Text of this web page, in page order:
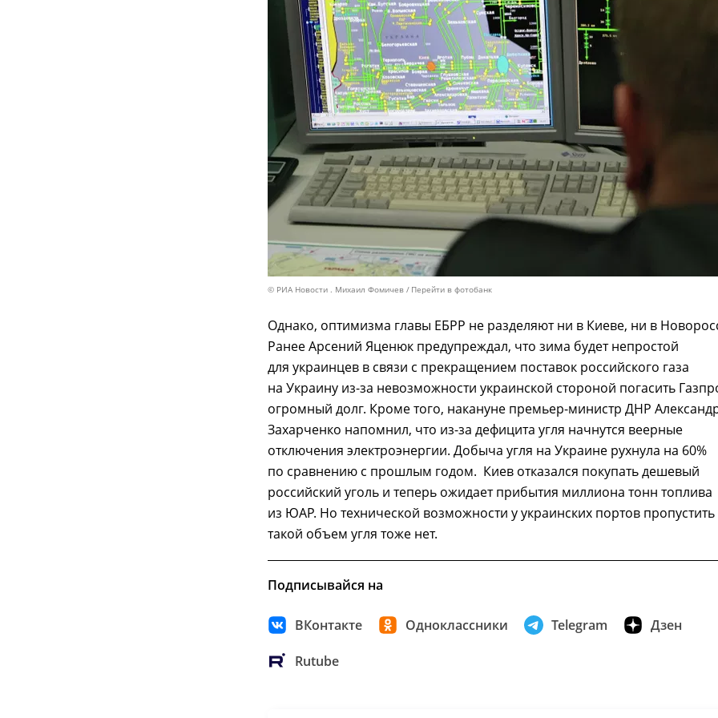
© РИА Новости . Михаил Фомичев Перейти в фотобанк
Однако, оптимизма главы ЕБРР не разделяют ни в Киеве, ни в
Ранее Арсений Яценюк предупреждал, что зима будет непростой
для украинцев в связи с прекращением поставок российского газа
на Украину из-за невозможности украинской стороной погасить
огромный долг. Кроме того, накануне премьер-министр ДНР
Захарченко напомнил, что из-за дефицита угля начнутся веерные
отключения электроэнергии. Добыча угля на Украине рухнула на 60%
по сравнению с прошлым годом. Киев отказался покупать дешевый
российский уголь и теперь ожидает прибытия миллиона тонн топлива
из ЮАР. Но технической возможности у украинских портов пропустить
такой объем угля тоже нет.
Подписывайся на
ВКонтакте Одноклассники Telegram Дзен
Rutube